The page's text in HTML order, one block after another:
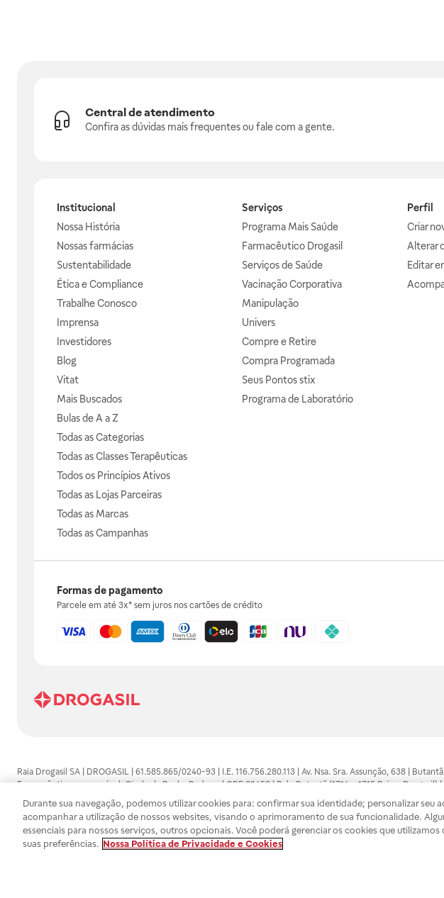
Central de atendimento
Confira as dúvidas mais frequentes ou fale com a gente.
Institucional
Nossa História
Nossas farmácias
Sustentabilidade
Ética e Compliance
Trabalhe Conosco
Imprensa
Investidores
Blog
Vitat
Mais Buscados
Bulas de A a Z
Todas as Categorias
Todas as Classes Terapêuticas
Todos os Princípios Ativos
Todas as Lojas Parceiras
Todas as Marcas
Todas as Campanhas
Serviços
Programa Mais Saúde
Farmacêutico Drogasil
Serviços de Saúde
Vacinação Corporativa
Manipulação
Univers
Compre e Retire
Compra Programada
Seus Pontos stix
Programa de Laboratório
Perfil
Criar
Alterar
Editar
Formas de pagamento
Parcele em até 3x* sem juros nos cartões de crédito
Raia Drogasil SA | DROGASIL | 61.585.865/0240-93 | I.E. 116.756.280.113 | Av. Nsa. Sra. Assunção, 638 |
Farmacêutico responsável: Gisele da Penha Barbosa | CRF 89453 | Polo Butantã (1714 e 1715 Raia e
automedicação e não substituem, em hipótese alguma, as orientações dadas pelo profissional da área
persistirem os sintomas, um médico deverá ser consultado. Os preços e promoções divulgados no site são
SA trabalha com as tecnologias mais avançadas de proteção de dados, para que você possa realizar suas
efetuados estão sujeitos à confirmação da disponibilidade de produto em nosso estoque.
Durante sua navegação, podemos utilizar cookies para: confirmar sua identidade; personalizar seu
acompanhar a utilização de nossos websites, visando o aprimoramento de sua funcionalidade.
essenciais para nossos serviços, outros opcionais. Você poderá gerenciar os cookies que utilizamos
suas preferências. Nossa Política de Privacidade e Cookies